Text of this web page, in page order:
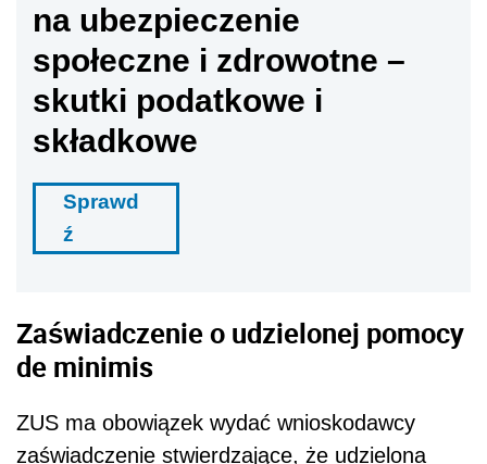
na ubezpieczenie
społeczne i zdrowotne –
skutki podatkowe i
składkowe
Sprawd
ź
Zaświadczenie o udzielonej pomocy
de minimis
ZUS ma obowiązek wydać wnioskodawcy
zaświadczenie stwierdzające, że udzielona